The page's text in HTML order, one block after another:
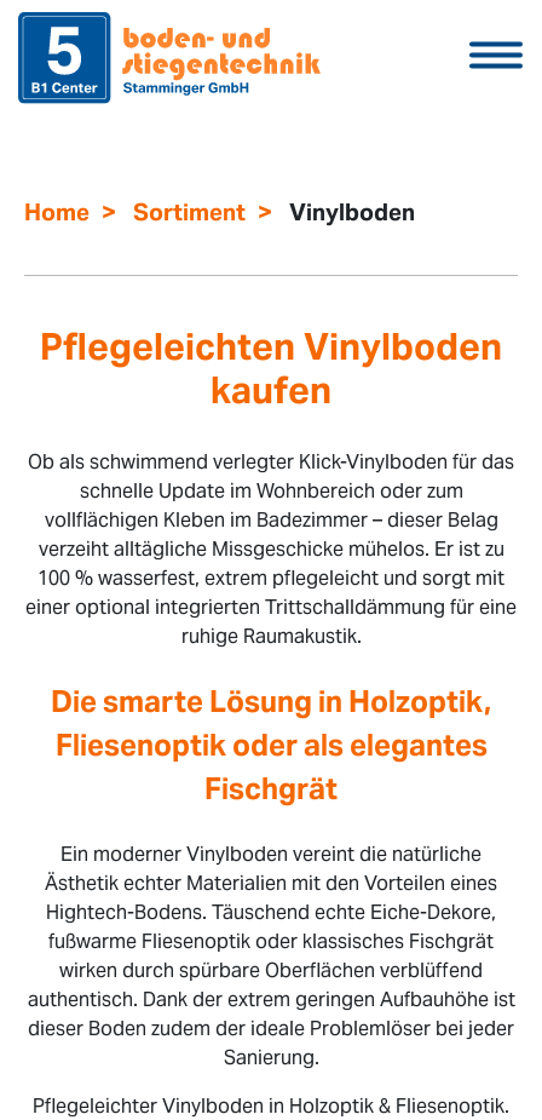
Home > Sortiment > Vinylboden
Pflegeleichten Vinylboden
kaufen
Ob als schwimmend verlegter Klick-Vinylboden für das
schnelle Update im Wohnbereich oder zum
vollflächigen Kleben im Badezimmer – dieser Belag
verzeiht alltägliche Missgeschicke mühelos. Er ist zu
100 % wasserfest, extrem pflegeleicht und sorgt mit
einer optional integrierten Trittschalldämmung für eine
ruhige Raumakustik.
Die smarte Lösung in Holzoptik,
Fliesenoptik oder als elegantes
Fischgrät
Ein moderner Vinylboden vereint die natürliche
Ästhetik echter Materialien mit den Vorteilen eines
Hightech-Bodens. Täuschend echte Eiche-Dekore,
fußwarme Fliesenoptik oder klassisches Fischgrät
wirken durch spürbare Oberflächen verblüffend
authentisch. Dank der extrem geringen Aufbauhöhe ist
dieser Boden zudem der ideale Problemlöser bei jeder
Sanierung.
Pflegeleichter Vinylboden in Holzoptik & Fliesenoptik.